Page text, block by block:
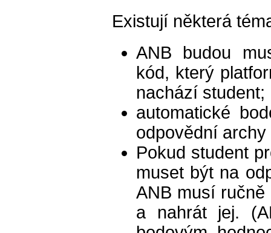
Existují některá
ANB budou
kód, který
nachází student;
automatické
odpovědní archy
Pokud student
muset být na
ANB musí
a nahrát jej.